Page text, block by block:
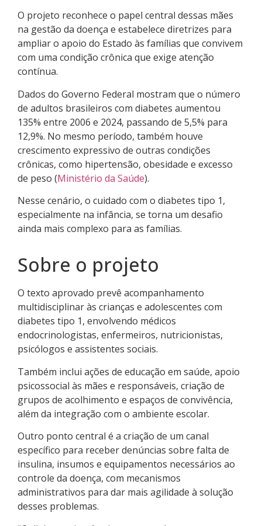
O projeto reconhece o papel central dessas mães
na gestão da doença e estabelece diretrizes para
ampliar o apoio do Estado às famílias que convivem
com uma condição crônica que exige atenção
contínua.
Dados do Governo Federal mostram que o número
de adultos brasileiros com diabetes aumentou
135% entre 2006 e 2024, passando de 5,5% para
12,9%. No mesmo período, também houve
crescimento expressivo de outras condições
crônicas, como hipertensão, obesidade e excesso
de peso (Ministério da Saúde).
Nesse cenário, o cuidado com o diabetes tipo 1,
especialmente na infância, se torna um desafio
ainda mais complexo para as famílias.
Sobre o projeto
O texto aprovado prevê acompanhamento
multidisciplinar às crianças e adolescentes com
diabetes tipo 1, envolvendo médicos
endocrinologistas, enfermeiros, nutricionistas,
psicólogos e assistentes sociais.
Também inclui ações de educação em saúde, apoio
psicossocial às mães e responsáveis, criação de
grupos de acolhimento e espaços de convivência,
além da integração com o ambiente escolar.
Outro ponto central é a criação de um canal
específico para receber denúncias sobre falta de
insulina, insumos e equipamentos necessários ao
controle da doença, com mecanismos
administrativos para dar mais agilidade à solução
desses problemas.